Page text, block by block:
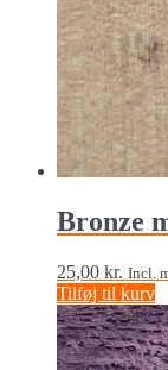
Bronze
25,00 kr. Incl.
Tilføj til kurv